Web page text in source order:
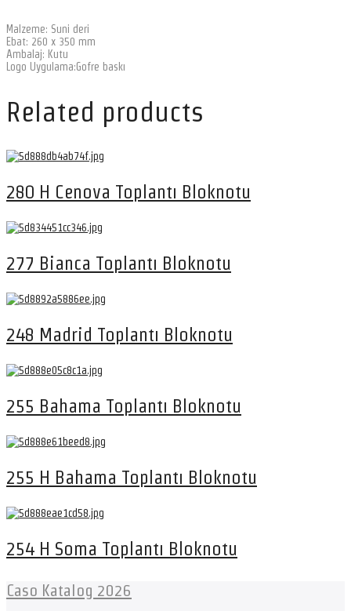
Malzeme: Suni deri
Ebat: 260 x 350 mm
Ambalaj: Kutu
Logo Uygulama:Gofre baskı
Related products
280 H Cenova Toplantı Bloknotu
277 Bianca Toplantı Bloknotu
248 Madrid Toplantı Bloknotu
255 Bahama Toplantı Bloknotu
255 H Bahama Toplantı Bloknotu
254 H Soma Toplantı Bloknotu
Caso Katalog 2026